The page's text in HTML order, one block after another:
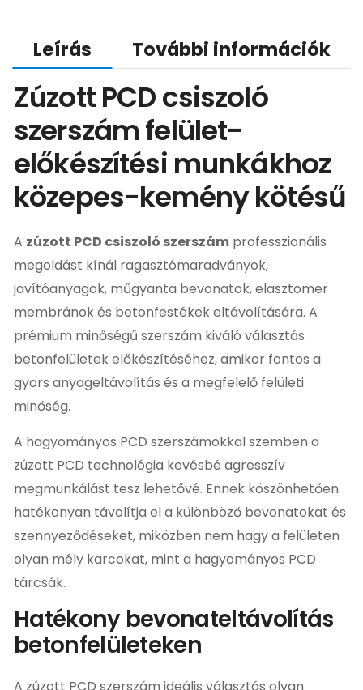
Leírás További információk
Zúzott PCD csiszoló
szerszám felület-
előkészítési munkákhoz
közepes-kemény kötésű
A zúzott PCD csiszoló szerszám professzionális
megoldást kínál ragasztómaradványok,
javítóanyagok, műgyanta bevonatok, elasztomer
membránok és betonfestékek eltávolítására. A
prémium minőségű szerszám kiváló választás
betonfelületek előkészítéséhez, amikor fontos a
gyors anyageltávolítás és a megfelelő felületi
minőség.
A hagyományos PCD szerszámokkal szemben a
zúzott PCD technológia kevésbé agresszív
megmunkálást tesz lehetővé. Ennek köszönhetően
hatékonyan távolítja el a különböző bevonatokat és
szennyeződéseket, miközben nem hagy a felületen
olyan mély karcokat, mint a hagyományos PCD
tárcsák.
Hatékony bevonateltávolítás
betonfelületeken
A zúzott PCD szerszám ideális választás olyan